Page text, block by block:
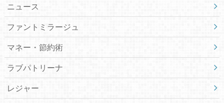
ニュース
ファントミラージュ
マネー・節約術
ラブパトリーナ
レジャー